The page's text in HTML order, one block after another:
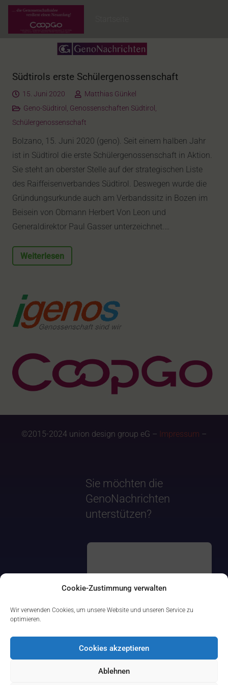
Cookie-Zustimmung verwalten
Wir verwenden Cookies, um unsere Website und unseren Service zu
optimieren.
Cookies akzeptieren
Ablehnen
Südtirols erste Schülergenossenschaft
15. Juni 2020
Matthias Günkel
Geno-Südtirol , Genossenschaften Südtirol ,
Schülergenossenschaft
Bolzano, 15. Juni 2020 (geno). Seit einem halben Jahr
ist in Südtirol die erste Schülergenossenschaft in Aktion.
Sie steht an oberster Stelle auf der strategischen Liste
des Raiffeisenverbandes Südtirol. Deswegen wurde die
Gründungsurkunde auch am Verbandssitz in Bozen im
Beisein von Obmann Herbert Von Leon und
Generaldirektor Paul Gasser unterzeichnet.…
Weiterlesen
©2015-2024 union design group eG – Impressum –
Sie möchten die
GenoNachrichten
unterstützen?